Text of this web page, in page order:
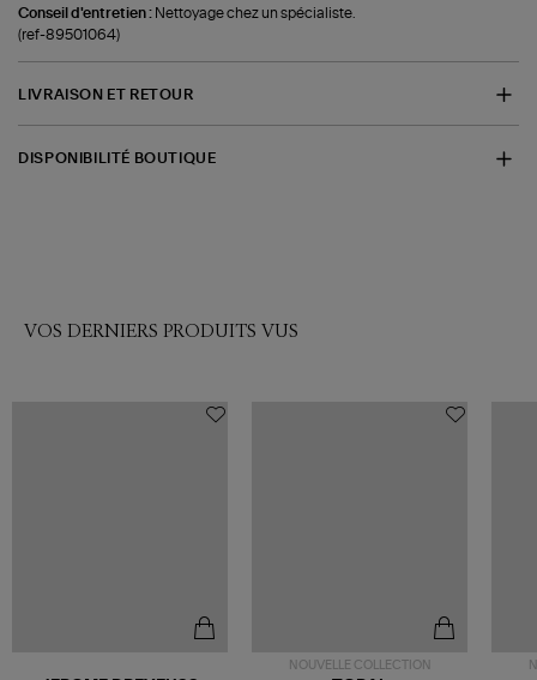
Conseil d'entretien : Nettoyage chez un spécialiste.
(ref-89501064)
LIVRAISON ET RETOUR
DISPONIBILITÉ BOUTIQUE
VOS DERNIERS PRODUITS VUS
NOUVELLE COLLECTION